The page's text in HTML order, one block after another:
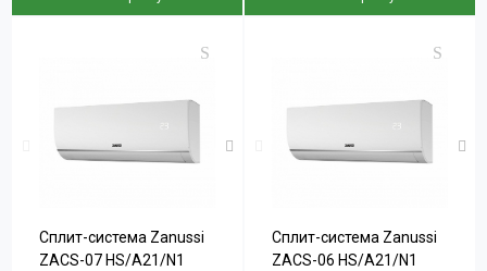
Сплит-система Zanussi
ZACS-07 HS/A21/N1
Сплит-система Zanussi
ZACS-06 HS/A21/N1